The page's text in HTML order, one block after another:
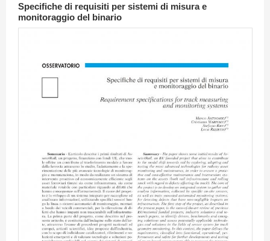
Specifiche di requisiti per sistemi di misura e
monitoraggio del binario